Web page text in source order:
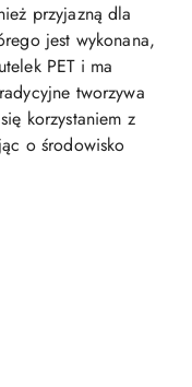
przyjazną dla
jest wykonana,
PET i ma
tworzywa
korzystaniem z
o środowisko